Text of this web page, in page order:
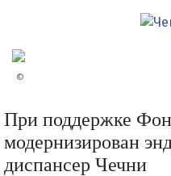
©
При поддержке
модернизирован
диспансер Чечни